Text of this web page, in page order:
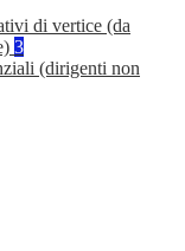
di vertice (da
3
(dirigenti non